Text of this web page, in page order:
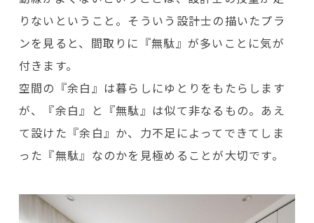
りないということ。そういう設計士の描いたプラ
ンを見ると、間取りに『無駄』が多いことに気が
付きます。
空間の『余白』は暮らしにゆとりをもたらします
が、『余白』と『無駄』は似て非なるもの。あえ
て設けた『余白』か、力不足によってできてしま
った『無駄』なのかを見極めることが大切です。